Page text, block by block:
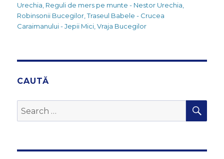
on
Urechia Reguli de mers pe munte - Nestor Urechia
Robinsonii Bucegilor ,Traseul Babele - Crucea
Caraimanului - Jepii Mici ,Vraja Bucegilor
CAUTĂ
Search
for: